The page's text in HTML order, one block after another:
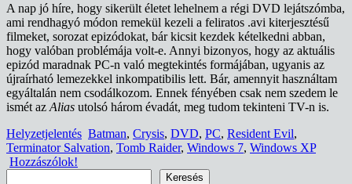
A nap jó híre, hogy sikerült életet lehelnem a régi DVD lejátszómba,
ami rendhagyó módon remekül kezeli a feliratos .avi kiterjesztésű
filmeket, sorozat epizódokat, bár kicsit kezdek kételkedni abban,
hogy valóban problémája volt-e. Annyi bizonyos, hogy az aktuális
epizód maradnak PC-n való megtekintés formájában, ugyanis az
újraírható lemezekkel inkompatibilis lett. Bár, amennyit használtam
egyáltalán nem csodálkozom. Ennek fényében csak nem szedem le
ismét az Alias utolsó három évadát, meg tudom tekinteni TV-n is.
Helyzetjelentés Batman, Crysis, DVD, PC, Resident Evil,
Terminator Salvation, Tomb Raider, Windows 7, Windows XP
Hozzászólok!
Keresés